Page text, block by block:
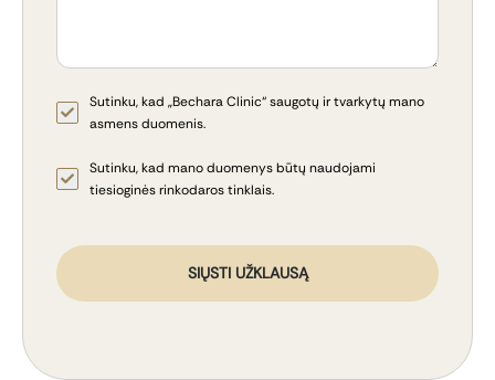
Sutinku, kad „Bechara Clinic“ saugotų ir tvarkytų mano
asmens duomenis.
Sutinku, kad mano duomenys būtų naudojami
tiesioginės rinkodaros tinklais.
SIŲSTI UŽKLAUSĄ